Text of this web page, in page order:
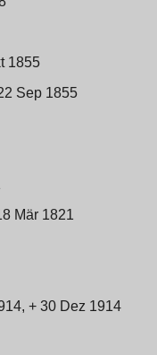
1855
Sep 1855
Mär 1821
+ 30 Dez 1914